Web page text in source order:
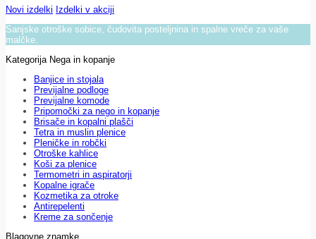
Novi izdelki Izdelki v akciji
Sanjske otroške sobice, čudovita posteljnina in spalne vreče za vaše
malčke.
Kategorija Nega in kopanje
Banjice in stojala
Previjalne podloge
Previjalne komode
Pripomočki za nego in kopanje
Brisače in kopalni plašči
Tetra in muslin plenice
Pleničke in robčki
Otroške kahlice
Koši za plenice
Termometri in aspiratorji
Kopalne igrače
Kozmetika za otroke
Antirepelenti
Kreme za sončenje
Blagovne znamke